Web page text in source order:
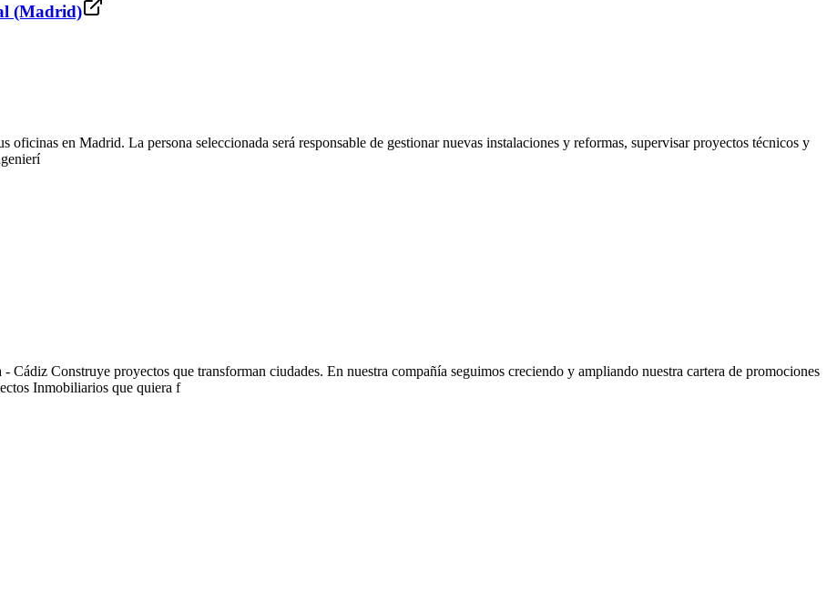
(Madrid)
oficinas en Madrid. La persona seleccionada será responsable de gestionar nuevas instalaciones y reformas, supervisar proyectos técnicos y
Construye proyectos que transforman ciudades. En nuestra compañía seguimos creciendo y ampliando nuestra cartera de promociones
Inmobiliarios que quiera f